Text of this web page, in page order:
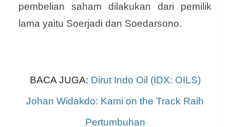
pembelian saham dilakukan dari pemilik
lama yaitu Soerjadi dan Soedarsono.
BACA JUGA: Dirut Indo Oil (IDX: OILS)
Johan Widakdo: Kami on the Track Raih
Pertumbuhan